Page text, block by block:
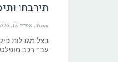
תירבחו
Ycom אפריל 15, 2026
בצל מגבלות
עבר רכב